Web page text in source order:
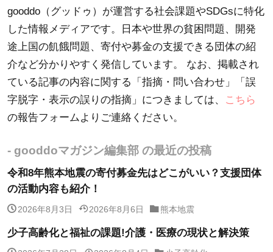
gooddo（グッドゥ）が運営する社会課題やSDGsに特化
した情報メディアです。日本や世界の貧困問題、開発
途上国の飢餓問題、寄付や募金の支援できる団体の紹
介など分かりやすく発信しています。 なお、掲載され
ている記事の内容に関する「指摘・問い合わせ」「誤
字脱字・表示の誤りの指摘」につきましては、
こちら
の報告フォームよりご連絡ください。
- gooddoマガジン編集部 の最近の投稿
令和8年熊本地震の寄付募金先はどこがいい？支援団体
の活動内容も紹介！
2026年8月3日 2026年8月6日 熊本地震
少子高齢化と福祉の課題!介護・医療の現状と解決策